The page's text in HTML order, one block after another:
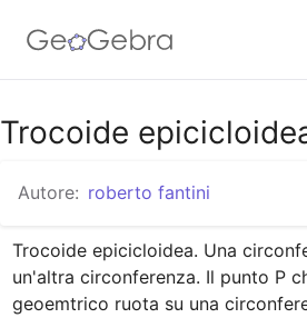
Google Classroom
GeoGebra Classroom
Accedi
Trocoide
Autore: roberto fantini
Trocoide epicicloidea. Una
un'altra circonferenza. Il punto P
geoemtrico ruota su una